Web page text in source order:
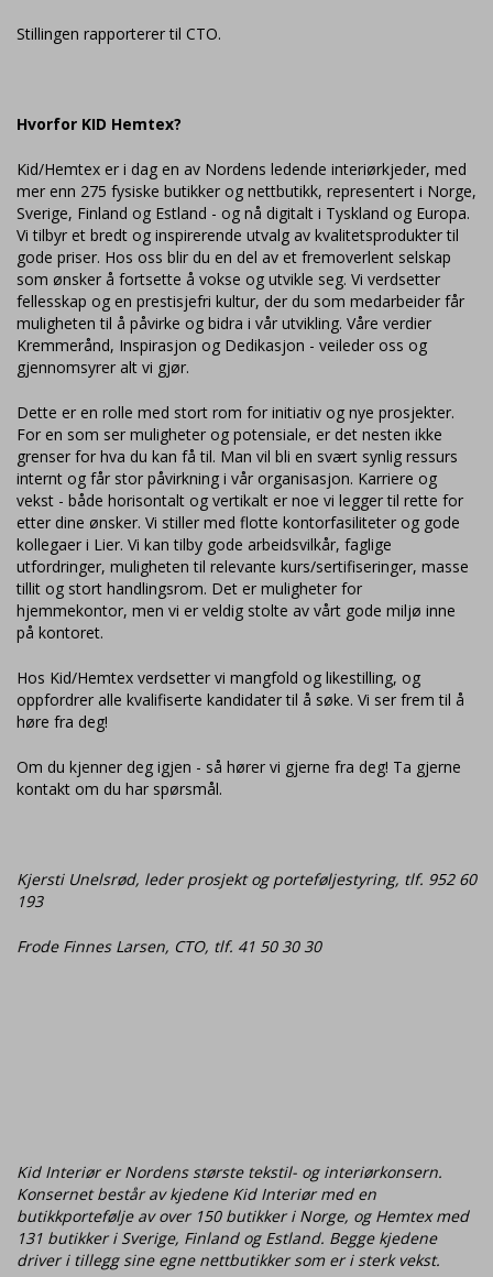
Stillingen rapporterer til CTO.
Hvorfor KID Hemtex?
Kid/Hemtex er i dag en av Nordens ledende interiørkjeder, med
mer enn 275 fysiske butikker og nettbutikk, representert i Norge,
Sverige, Finland og Estland - og nå digitalt i Tyskland og Europa.
Vi tilbyr et bredt og inspirerende utvalg av kvalitetsprodukter til
gode priser. Hos oss blir du en del av et fremoverlent selskap
som ønsker å fortsette å vokse og utvikle seg. Vi verdsetter
fellesskap og en prestisjefri kultur, der du som medarbeider får
muligheten til å påvirke og bidra i vår utvikling. Våre verdier
Kremmerånd, Inspirasjon og Dedikasjon - veileder oss og
gjennomsyrer alt vi gjør.
Dette er en rolle med stort rom for initiativ og nye prosjekter.
For en som ser muligheter og potensiale, er det nesten ikke
grenser for hva du kan få til. Man vil bli en svært synlig ressurs
internt og får stor påvirkning i vår organisasjon. Karriere og
vekst - både horisontalt og vertikalt er noe vi legger til rette for
etter dine ønsker. Vi stiller med flotte kontorfasiliteter og gode
kollegaer i Lier. Vi kan tilby gode arbeidsvilkår, faglige
utfordringer, muligheten til relevante kurs/sertifiseringer, masse
tillit og stort handlingsrom. Det er muligheter for
hjemmekontor, men vi er veldig stolte av vårt gode miljø inne
på kontoret.
Hos Kid/Hemtex verdsetter vi mangfold og likestilling, og
oppfordrer alle kvalifiserte kandidater til å søke. Vi ser frem til å
høre fra deg!
Om du kjenner deg igjen - så hører vi gjerne fra deg! Ta gjerne
kontakt om du har spørsmål.
Kjersti Unelsrød, leder prosjekt og porteføljestyring, tlf. 952 60
193
Frode Finnes Larsen, CTO, tlf. 41 50 30 30
Kid Interiør er Nordens største tekstil- og interiørkonsern.
Konsernet består av kjedene Kid Interiør med en
butikkportefølje av over 150 butikker i Norge, og Hemtex med
131 butikker i Sverige, Finland og Estland. Begge kjedene
driver i tillegg sine egne nettbutikker som er i sterk vekst.